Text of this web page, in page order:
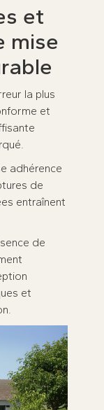
et
mise
la plus
et
adhérence
de
entraînent
de
et